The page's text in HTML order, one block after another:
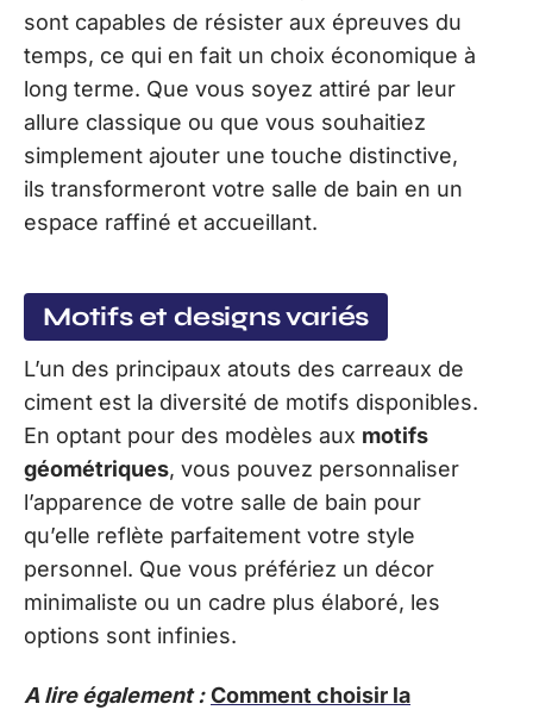
sont capables de résister aux épreuves du
temps, ce qui en fait un choix économique à
long terme. Que vous soyez attiré par leur
allure classique ou que vous souhaitiez
simplement ajouter une touche distinctive,
ils transformeront votre salle de bain en un
espace raffiné et accueillant.
Motifs et designs variés
L’un des principaux atouts des carreaux de
ciment est la diversité de motifs disponibles.
En optant pour des modèles aux motifs
géométriques, vous pouvez personnaliser
l’apparence de votre salle de bain pour
qu’elle reflète parfaitement votre style
personnel. Que vous préfériez un décor
minimaliste ou un cadre plus élaboré, les
options sont infinies.
A lire également : Comment choisir la